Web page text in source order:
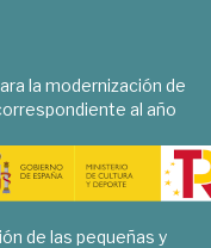
la modernización de
al año
de las pequeñas y